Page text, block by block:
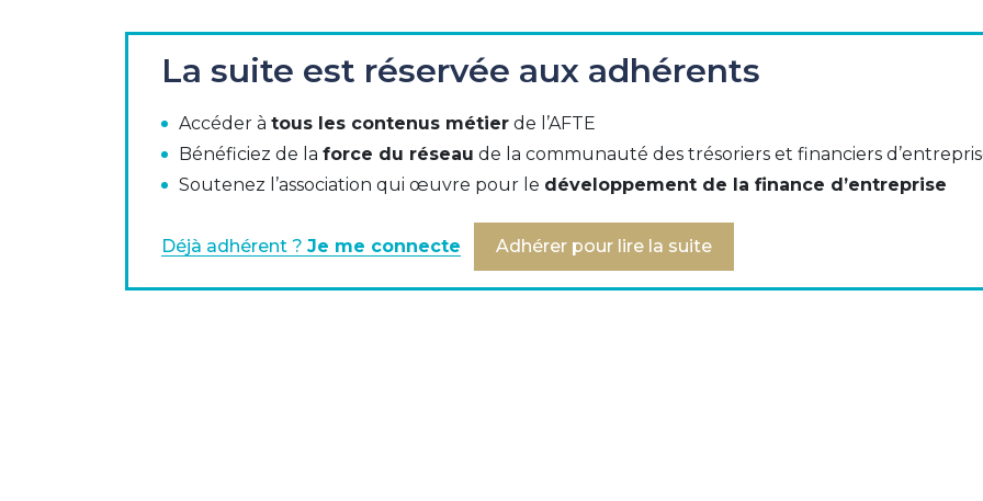
entreprises, des banques et du groupement des cartes bancaires a rédigé une charte sur les
Validée par les différents acteurs, elle définit les règles, principes et engagements des
utilisant la vente en ligne et acceptant des paiements par carte bancaire CB qui souhaitent
aux consommateurs, titulaires de cartes CB, des "paiements récurrents ou échelonnés".
La suite est réservée aux adhérents
Accéder à tous les contenus métier de l’AFTE
Bénéficiez de la force du réseau de la communauté des trésoriers et financiers
Soutenez l’association qui œuvre pour le développement de la finance d’entreprise
Déjà adhérent ? Je me connecte Adhérer pour lire la suite